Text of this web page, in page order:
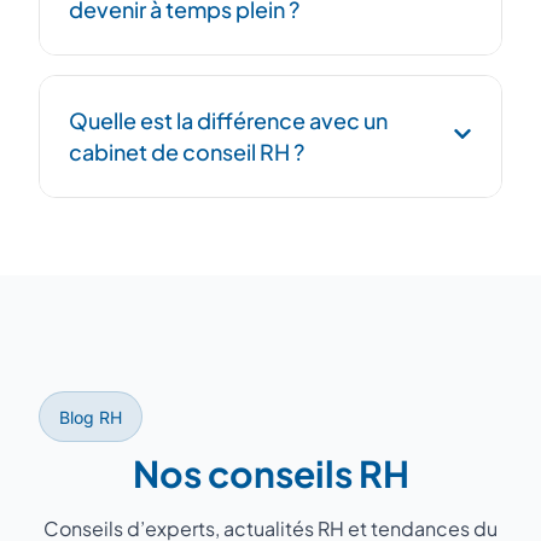
réseau de +100 consultants nous permet
une réactivité maximale.
devenir à temps plein ?
ajuster le rythme d'intervention ou passer
temporairement à temps plein lors de
périodes critiques (PSE, CSE, audit…).
Quelle est la différence avec un
cabinet de conseil RH ?
Blog RH
Nos conseils RH
Conseils d’experts, actualités RH et tendances du